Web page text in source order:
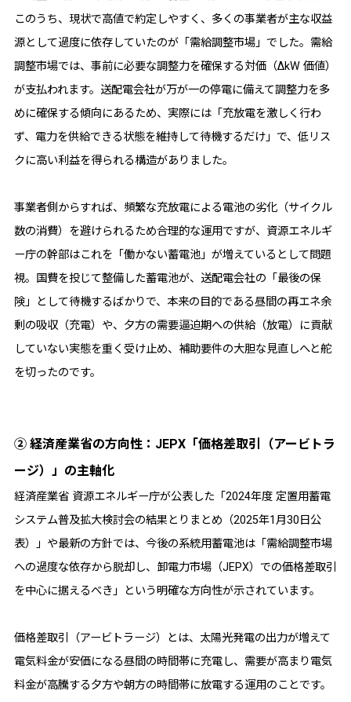
このうち、現状で高値で約定しやすく、多くの事業者が主な収益
源として過度に依存していたのが「需給調整市場」でした。需給
調整市場では、事前に必要な調整力を確保する対価（ΔkW 価値）
が支払われます。送配電会社が万が一の停電に備えて調整力を多
めに確保する傾向にあるため、実際には「充放電を激しく行わ
ず、電力を供給できる状態を維持して待機するだけ」で、低リス
クに高い利益を得られる構造がありました。
事業者側からすれば、頻繁な充放電による電池の劣化（サイクル
数の消費）を避けられるため合理的な運用ですが、資源エネルギ
ー庁の幹部はこれを「働かない蓄電池」が増えているとして問題
視。国費を投じて整備した蓄電池が、送配電会社の「最後の保
険」として待機するばかりで、本来の目的である昼間の再エネ余
剰の吸収（充電）や、夕方の需要逼迫期への供給（放電）に貢献
していない実態を重く受け止め、補助要件の大胆な見直しへと舵
を切ったのです。
② 経済産業省の方向性：JEPX「価格差取引（アービトラ
ージ）」の主軸化
経済産業省 資源エネルギー庁が公表した「2024年度 定置用蓄電
システム普及拡大検討会の結果とりまとめ（2025年1月30日公
表）」や最新の方針では、今後の系統用蓄電池は「需給調整市場
への過度な依存から脱却し、卸電力市場（JEPX）での価格差取引
を中心に据えるべき」という明確な方向性が示されています。
価格差取引（アービトラージ）とは、太陽光発電の出力が増えて
電気料金が安価になる昼間の時間帯に充電し、需要が高まり電気
料金が高騰する夕方や朝方の時間帯に放電する運用のことです。